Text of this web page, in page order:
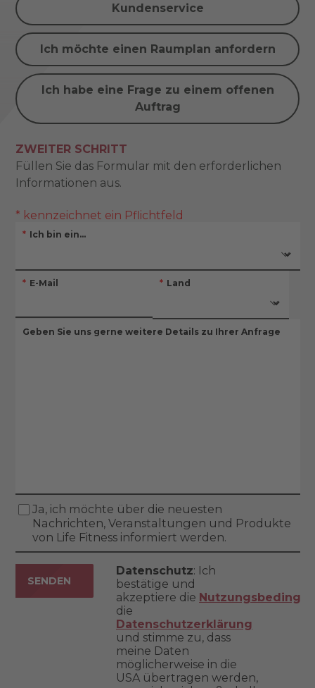
Kundenservice
Ich möchte einen Raumplan anfordern
Ich habe eine Frage zu einem offenen
Auftrag
ZWEITER SCHRITT
Füllen Sie das Formular mit den erforderlichen
Informationen aus.